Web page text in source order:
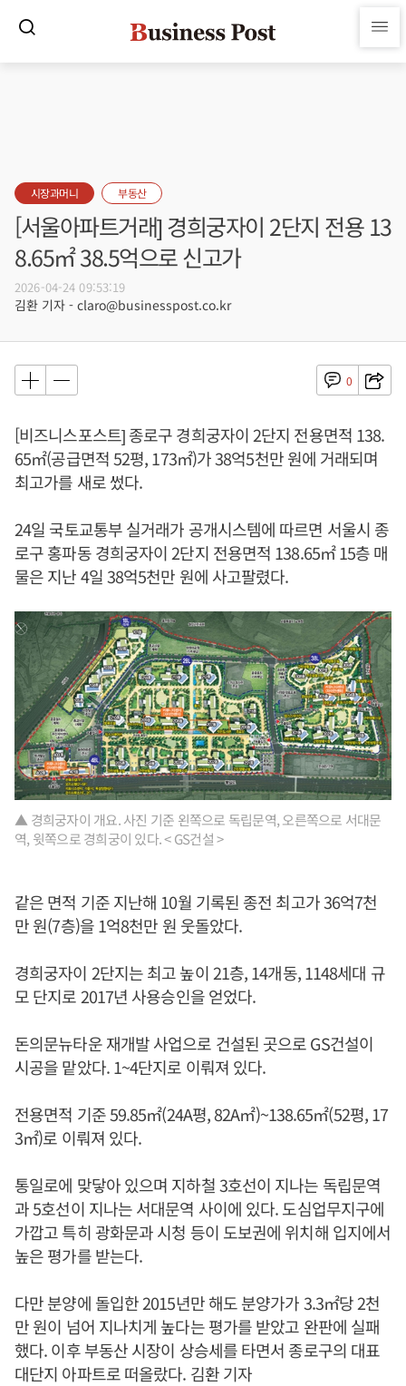
시장과머니 부동산
[서울아파트거래] 경희궁자이 2단지 전용 13
8.65㎡ 38.5억으로 신고가
2026-04-24 09:53:19
김환 기자 - claro@businesspost.co.kr
0
[비즈니스포스트] 종로구 경희궁자이 2단지 전용면적 138.
65㎡(공급면적 52평, 173㎡)가 38억5천만 원에 거래되며
최고가를 새로 썼다.
24일 국토교통부 실거래가 공개시스템에 따르면 서울시 종
로구 홍파동 경희궁자이 2단지 전용면적 138.65㎡ 15층 매
물은 지난 4일 38억5천만 원에 사고팔렸다.
▲ 경희궁자이 개요. 사진 기준 왼쪽으로 독립문역, 오른쪽으로 서대문
역, 윗쪽으로 경희궁이 있다. < GS건설 >
같은 면적 기준 지난해 10월 기록된 종전 최고가 36억7천
만 원(7층)을 1억8천만 원 웃돌았다.
경희궁자이 2단지는 최고 높이 21층, 14개동, 1148세대 규
모 단지로 2017년 사용승인을 얻었다.
돈의문뉴타운 재개발 사업으로 건설된 곳으로 GS건설이
시공을 맡았다. 1~4단지로 이뤄져 있다.
전용면적 기준 59.85㎡(24A평, 82A㎡)~138.65㎡(52평, 17
3㎡)로 이뤄져 있다.
통일로에 맞닿아 있으며 지하철 3호선이 지나는 독립문역
과 5호선이 지나는 서대문역 사이에 있다. 도심업무지구에
가깝고 특히 광화문과 시청 등이 도보권에 위치해 입지에서
높은 평가를 받는다.
다만 분양에 돌입한 2015년만 해도 분양가가 3.3㎡당 2천
만 원이 넘어 지나치게 높다는 평가를 받았고 완판에 실패
했다. 이후 부동산 시장이 상승세를 타면서 종로구의 대표
대단지 아파트로 떠올랐다. 김환 기자